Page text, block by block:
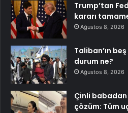
Trump’tan
kararı
Ağustos 8, 2026
Taliban’ın
durum ne?
Ağustos 8, 2026
Çinli
çözüm: Tüm